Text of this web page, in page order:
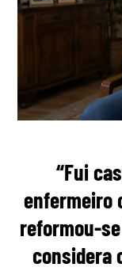
“Fui
enfermeiro
reformou-
considera